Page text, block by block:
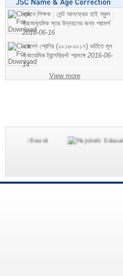
প্রধান শিক্ষক : সেন্ট আলফ্রেড হাই স্কুল :
উচ্চমাধ্যমিক স্তর উন্নয়নের জন্য পরামর্শ
2016-06-16
একাদশ শ্রেণির (২০১৬-২০১৭) ভর্তিতে মূল
একাডেমিক ট্রান্সক্রিপ্ট প্রসঙ্গে 2016-06-
14
View more